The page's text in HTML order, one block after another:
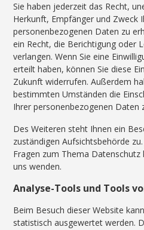
Sie haben jederzeit das Recht,
Herkunft, Empfänger und Zweck
personenbezogenen Daten zu
ein Recht, die Berichtigung oder
verlangen. Wenn Sie eine
erteilt haben, können Sie diese
Zukunft widerrufen. Außerdem
bestimmten Umständen die
Ihrer personenbezogenen Daten
Des Weiteren steht Ihnen ein
zuständigen Aufsichtsbehörde
Fragen zum Thema Datenschutz
uns wenden.
Analyse-Tools und Tools
Beim Besuch dieser Website
statistisch ausgewertet werden.